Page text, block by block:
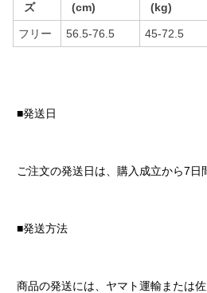
ズ
(cm)
(kg)
フリー 56.5-76.5 45-72.5
■発送日
ご注文の発送日は、購入成立から7日
■発送方法
商品の発送には、ヤマト運輸または佐